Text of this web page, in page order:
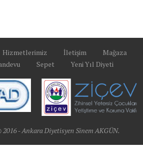
Hizmetlerimiz İletişim Mağaza
Sepet
Yeni Yıl Diyeti
- Ankara Diyetisyen Sinem AKGÜN.